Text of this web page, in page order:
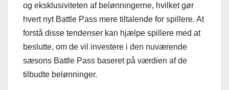
og eksklusiviteten af belønningerne, hvilket gør
hvert nyt Battle Pass mere tiltalende for spillere. At
forstå disse tendenser kan hjælpe spillere med at
beslutte, om de vil investere i den nuværende
sæsons Battle Pass baseret på værdien af de
tilbudte belønninger.